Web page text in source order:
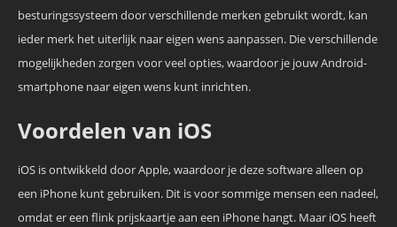
besturingssysteem door verschillende merken gebruikt wordt, kan
ieder merk het uiterlijk naar eigen wens aanpassen. Die verschillende
mogelijkheden zorgen voor veel opties, waardoor je jouw Android-
smartphone naar eigen wens kunt inrichten.
Voordelen van iOS
iOS is ontwikkeld door Apple, waardoor je deze software alleen op
een iPhone kunt gebruiken. Dit is voor sommige mensen een nadeel,
omdat er een flink prijskaartje aan een iPhone hangt. Maar iOS heeft